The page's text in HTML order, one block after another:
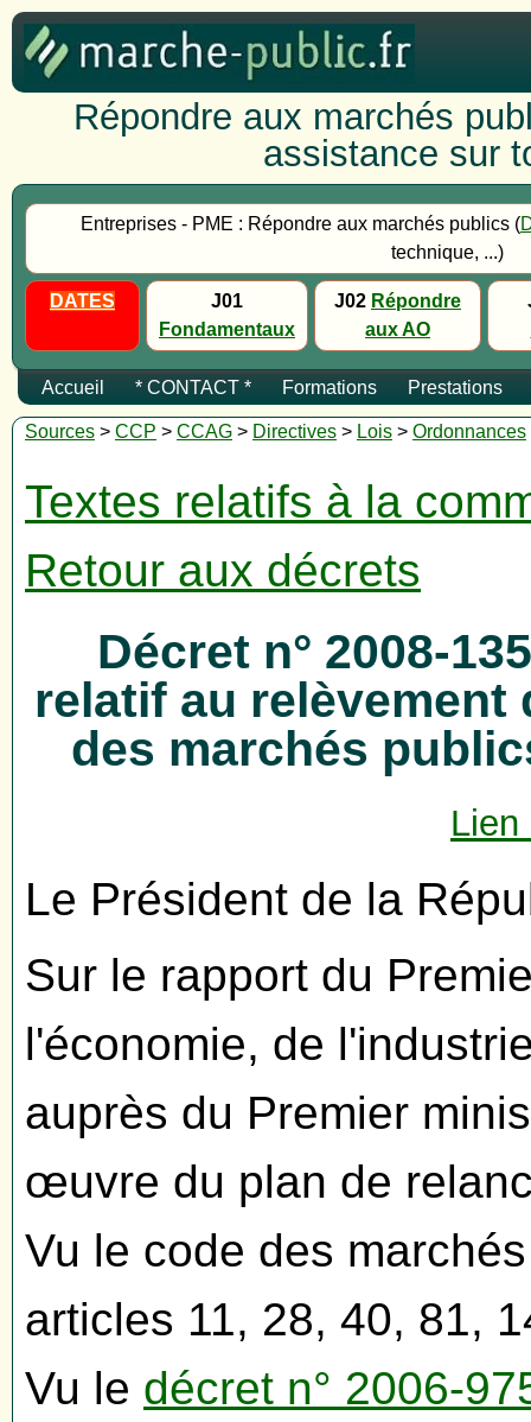
Répondre aux marchés
assistance sur
Entreprises - PME : Répondre aux marchés publics (
technique, ...)
DATES
J01
Fondamentaux
J02 Répondre
aux AO
Accueil * CONTACT * Formations Prestations
Sources > CCP > CCAG > Directives > Lois > Ordonnances
Textes relatifs à la
Retour aux décrets
Décret n° 2008-
relatif au
des marchés
Lien
Le Président de la
Sur le rapport du
l'économie, de
auprès du Premier
œuvre du plan de
Vu le code des
articles 11, 28, 40, 81,
Vu le décret n° 2006-